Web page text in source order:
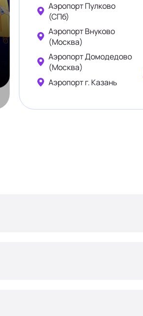
Аэропорт Пулково
(СПб)
Аэропорт Внуково
(Москва)
Аэропорт Домодедово
(Москва)
Аэропорт г. Казань